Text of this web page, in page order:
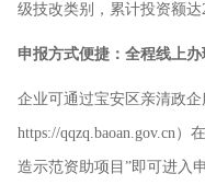
级技改类别，累计投资额达
申报方式便捷：全程线上办
企业可通过宝安区亲清政企
https://qqzq.baoan.gov.cn）
造示范资助项目”即可进入